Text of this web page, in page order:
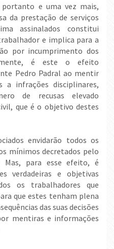
e uma vez mais,
da prestação de serviços
assinalados constitui
e implica para a
por incumprimento dos
é este o efeito
Pedro Padral ao mentir
a infrações disciplinares,
de recusas elevado
que é o objetivo destes
envidarão todos os
mínimos decretados pelo
Mas, para esse efeito, é
verdadeiras e objetivas
os trabalhadores que
que estes tenham plena
das suas decisões
mentiras e informações